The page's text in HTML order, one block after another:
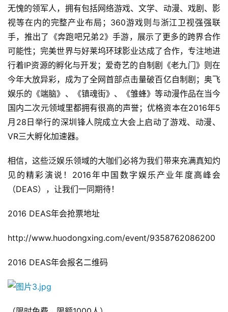
无愧的领军人，拥有包括网络游戏、文学、动漫、戏剧、影
视等在内的完整产业布局；360游戏则与浙江卫视强强联
手，推出了《奔跑吧兄弟2》手游，展示了更多的跨界合作
可能性；完美世界与好莱坞环球影业达成了合作，专注地进
行着IP资源的孵化与开发；爱奇艺的自制剧《老九门》则在
今年大放异彩，成为了全网首部点击量破百亿自制剧；奥飞
娱乐的《端脑》、《镇魂街》、《雏蜂》等动漫作品在当今
国内二次元领域里都拥有很高的声誉；优格资本在2016年5
月28日举行的深圳锋人院成立大会上启动了游戏、动漫、
VR三大孵化加速器。
相信，这些泛娱乐领域的大咖们必将为我们带来充满真知灼
见的精彩演说！2016年中国数字娱乐产业年度高峰会
（DEAS），让我们一同期待！
2016 DEAS年会抢票地址
http://www.huodongxing.com/event/9358762086200
2016 DEAS年会报名二维码